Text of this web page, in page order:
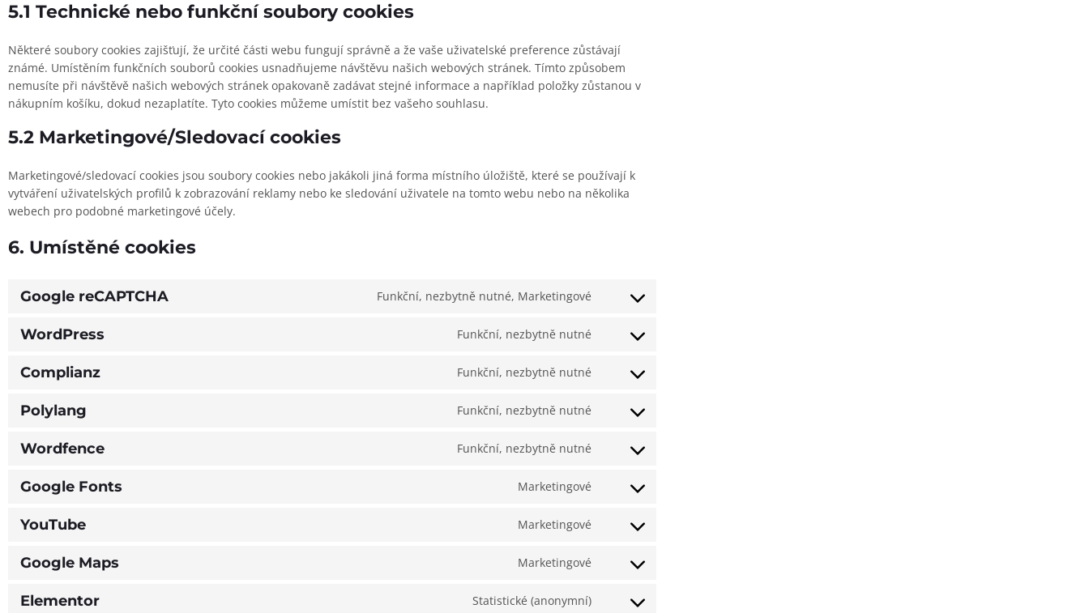
5.1 Technické nebo funkční soubory cookies
Některé soubory cookies zajišťují, že určité části webu fungují správně a že vaše uživatelské preference zůstávají
známé. Umístěním funkčních souborů cookies usnadňujeme návštěvu našich webových stránek. Tímto způsobem
nemusíte při návštěvě našich webových stránek opakovaně zadávat stejné informace a například položky zůstanou v
nákupním košíku, dokud nezaplatíte. Tyto cookies můžeme umístit bez vašeho souhlasu.
5.2 Marketingové/Sledovací cookies
Marketingové/sledovací cookies jsou soubory cookies nebo jakákoli jiná forma místního úložiště, které se používají k
vytváření uživatelských profilů k zobrazování reklamy nebo ke sledování uživatele na tomto webu nebo na několika
webech pro podobné marketingové účely.
6. Umístěné cookies
Google reCAPTCHA Funkční, nezbytně nutné, Marketingové
WordPress Funkční, nezbytně nutné
Complianz Funkční, nezbytně nutné
Polylang Funkční, nezbytně nutné
Wordfence Funkční, nezbytně nutné
Google Fonts Marketingové
YouTube Marketingové
Google Maps Marketingové
Elementor Statistické (anonymní)